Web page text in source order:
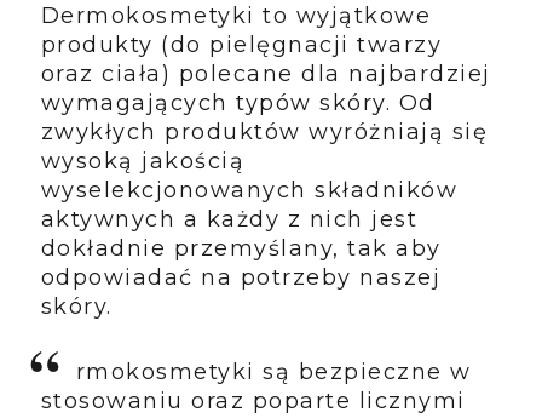
Dermokosmetyki to wyjątkowe
produkty (do pielęgnacji twarzy
oraz ciała) polecane dla najbardziej
wymagających typów skóry. Od
zwykłych produktów wyróżniają się
wysoką jakością
wyselekcjonowanych składników
aktywnych a każdy z nich jest
dokładnie przemyślany, tak aby
odpowiadać na potrzeby naszej
skóry.
Dermokosmetyki są bezpieczne w
stosowaniu oraz poparte licznymi